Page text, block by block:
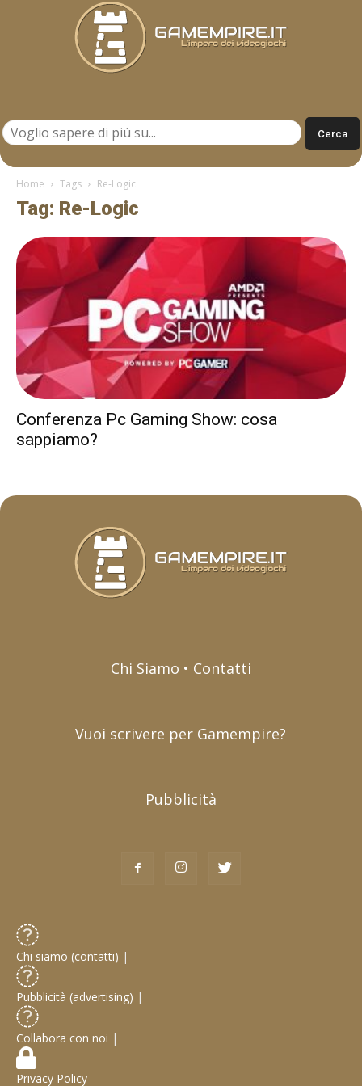
Home Tags Re-Logic
Tag: Re-Logic
Conferenza Pc Gaming Show: cosa
sappiamo?
Chi Siamo • Contatti
Vuoi scrivere per Gamempire?
Pubblicità
Chi siamo (contatti) |
Pubblicità (advertising) |
Collabora con noi |
Privacy Policy